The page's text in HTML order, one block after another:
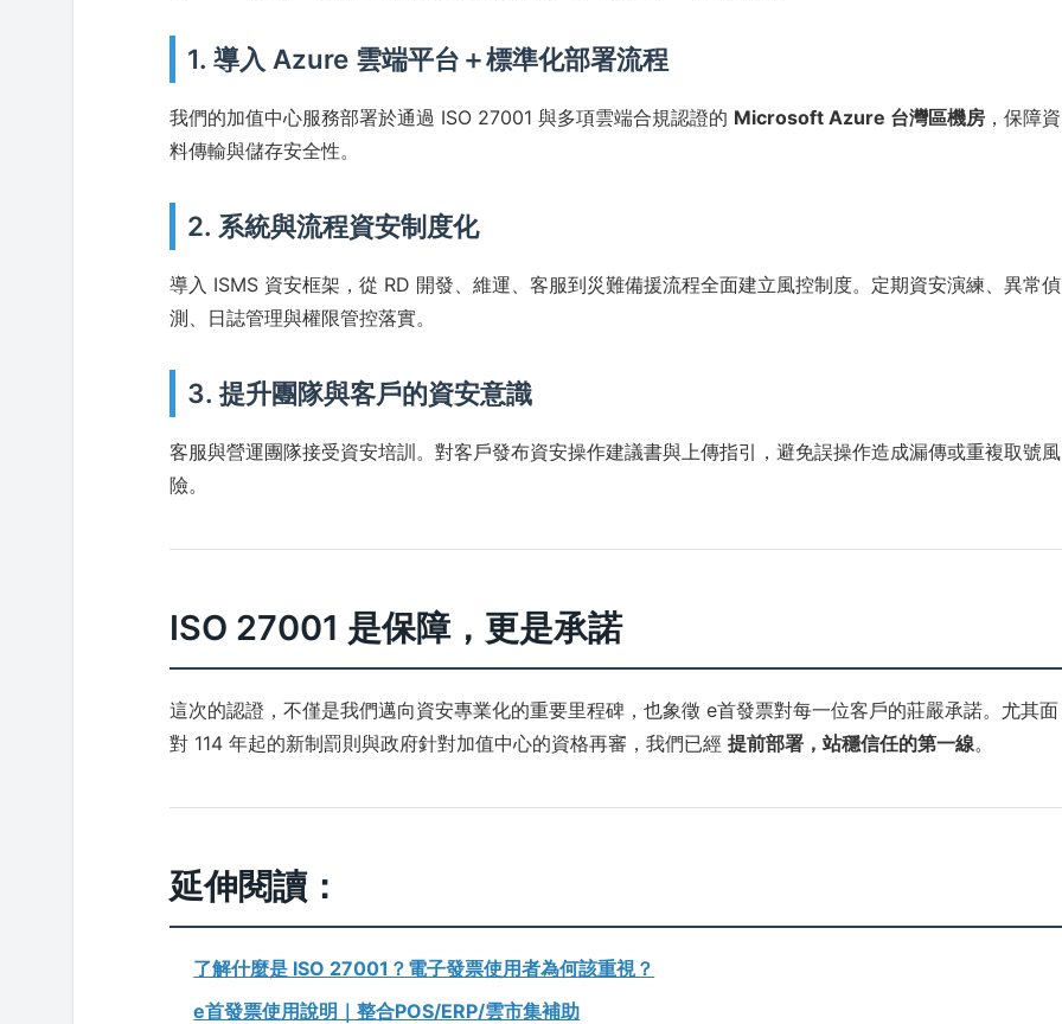
1. 導入 Azure 雲端平台＋標準化部署流程
我們的加值中心服務部署於通過 ISO 27001 與多項雲端合規認證的 Microsoft Azure 台灣區機房 ，保障資
料傳輸與儲存安全性。
2. 系統與流程資安制度化
導入 ISMS 資安框架，從 RD 開發、維運、客服到災難備援流程全面建立風控制度。定期資安演練、異常偵
測、日誌管理與權限管控落實。
3. 提升團隊與客戶的資安意識
客服與營運團隊接受資安培訓。對客戶發布資安操作建議書與上傳指引，避免誤操作造成漏傳或重複取號風
險。
ISO 27001 是保障，更是承諾
這次的認證，不僅是我們邁向資安專業化的重要里程碑，也象徵 e首發票對每一位客戶的莊嚴承諾。尤其面
對 114 年起的新制罰則與政府針對加值中心的資格再審，我們已經提前部署，站穩信任的第一線。
延伸閱讀：
了解什麼是 ISO 27001？電子發票使用者為何該重視？
e首發票使用說明｜整合POS/ERP/雲市集補助